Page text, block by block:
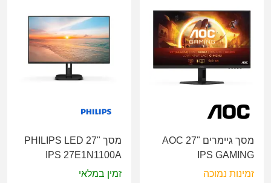
מסך גיימרים AOC 27"
IPS GAMING
27G4XE/00 180HZ
זמינות נמוכה
מסך PHILIPS LED 27"
IPS 27E1N1100A
זמין במלאי